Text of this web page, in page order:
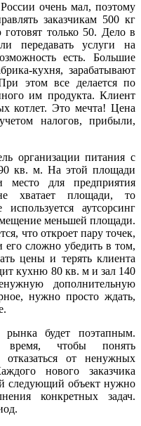
очень мал, поэтому
заказчикам 500 кг
только 50. Дело в
передавать услуги на
есть. Большие
кухня, зарабатывают
этом все делается по
им продукта. Клиент
котлет. Это мечта! Цена
налогов, прибыли,
организации питания с
кв. м. На этой площади
место для предприятия
хватает площади, то
аутсорсинг
меньшей площади.
что откроет пару точек,
сложно убедить в том,
цены и терять клиента
кухню 80 кв. м и зал 140
дополнительную
нужно просто ждать,
будет поэтапным.
время, чтобы понять
от ненужных
нового заказчика
следующий объект нужно
конкретных задач.